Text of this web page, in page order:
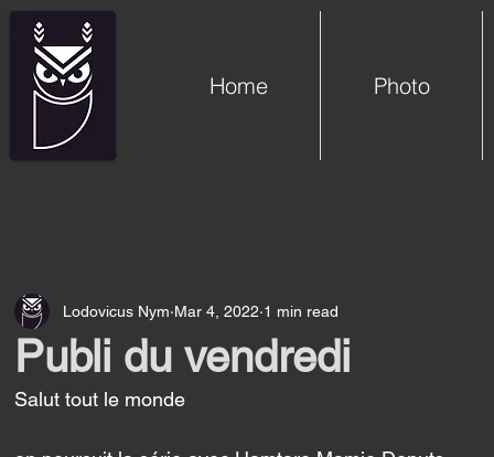
Home Photo
Publi du vendredi
Lodovicus Nym Mar 4, 2022 1 min read
Salut tout le monde